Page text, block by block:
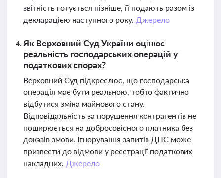
звітність готується пізніше, її подають разом із
декларацією наступного року. Джерело
Як Верховний Суд України оцінює
реальність господарських операцій у
податкових спорах?
Верховний Суд підкреслює, що господарська
операція має бути реальною, тобто фактично
відбутися зміна майнового стану.
Відповідальність за порушення контрагентів не
поширюється на добросовісного платника без
доказів змови. Ігнорування запитів ДПС може
призвести до відмови у реєстрації податкових
накладних. Джерело